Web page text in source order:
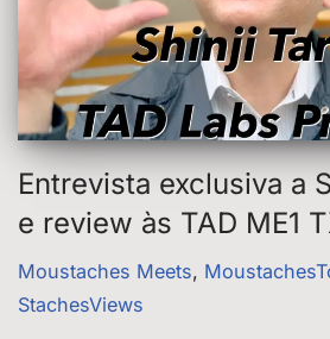
Entrevista exclusiva a
e review às TAD ME1
Moustaches Meets,
StachesViews